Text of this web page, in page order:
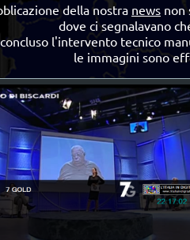
della nostra news non
dove ci segnalavano
l'intervento tecnico
le immagini sono